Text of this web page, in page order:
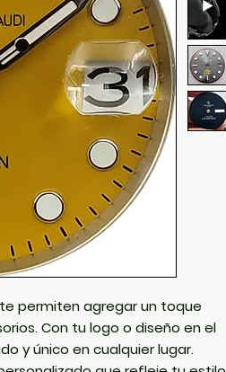
permiten agregar un toque
Con tu logo o diseño en el
y único en cualquier lugar.